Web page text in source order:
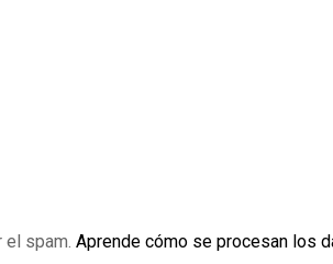
el spam. Aprende cómo se procesan los